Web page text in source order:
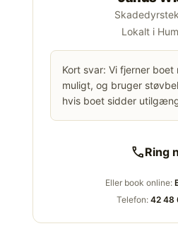
Lokalt i
Kort svar: Vi fjerner boet
muligt, og bruger
hvis boet sidder
callRing
Eller book online:
Telefon: 42 48